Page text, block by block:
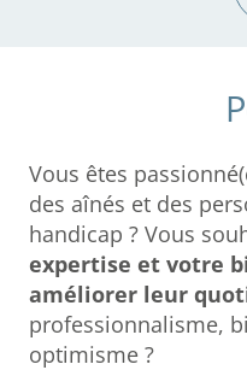
Vous êtes
des aînés et des
handicap ? Vous
expertise et votre
améliorer leur
professionnalisme,
optimisme ?